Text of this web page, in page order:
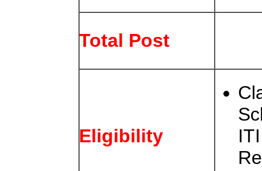
Total Post
Eligibility